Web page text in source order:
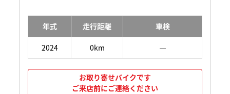
年式 走行距離 車検
2024 0km ―
お取り寄せバイクです
ご来店前にご連絡ください